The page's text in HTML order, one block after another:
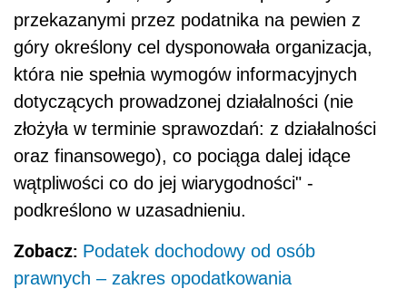
przekazanymi przez podatnika na pewien z
góry określony cel dysponowała organizacja,
która nie spełnia wymogów informacyjnych
dotyczących prowadzonej działalności (nie
złożyła w terminie sprawozdań: z działalności
oraz finansowego), co pociąga dalej idące
wątpliwości co do jej wiarygodności" -
podkreślono w uzasadnieniu.
Zobacz: Podatek dochodowy od osób
prawnych – zakres opodatkowania